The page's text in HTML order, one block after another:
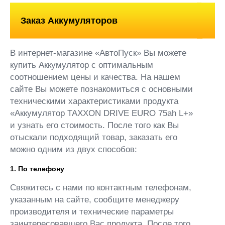
Заказ Аккумуляторов
В интернет-магазине «АвтоПуск» Вы можете
купить Аккумулятор с оптимальным
соотношением цены и качества. На нашем
сайте Вы можете познакомиться с основными
техническими характеристиками продукта
«Аккумулятор TAXXON DRIVE EURO 75ah L+»
и узнать его стоимость. После того как Вы
отыскали подходящий товар, заказать его
можно одним из двух способов:
1. По телефону
Свяжитесь с нами по контактным телефонам,
указанным на сайте, сообщите менеджеру
производителя и технические параметры